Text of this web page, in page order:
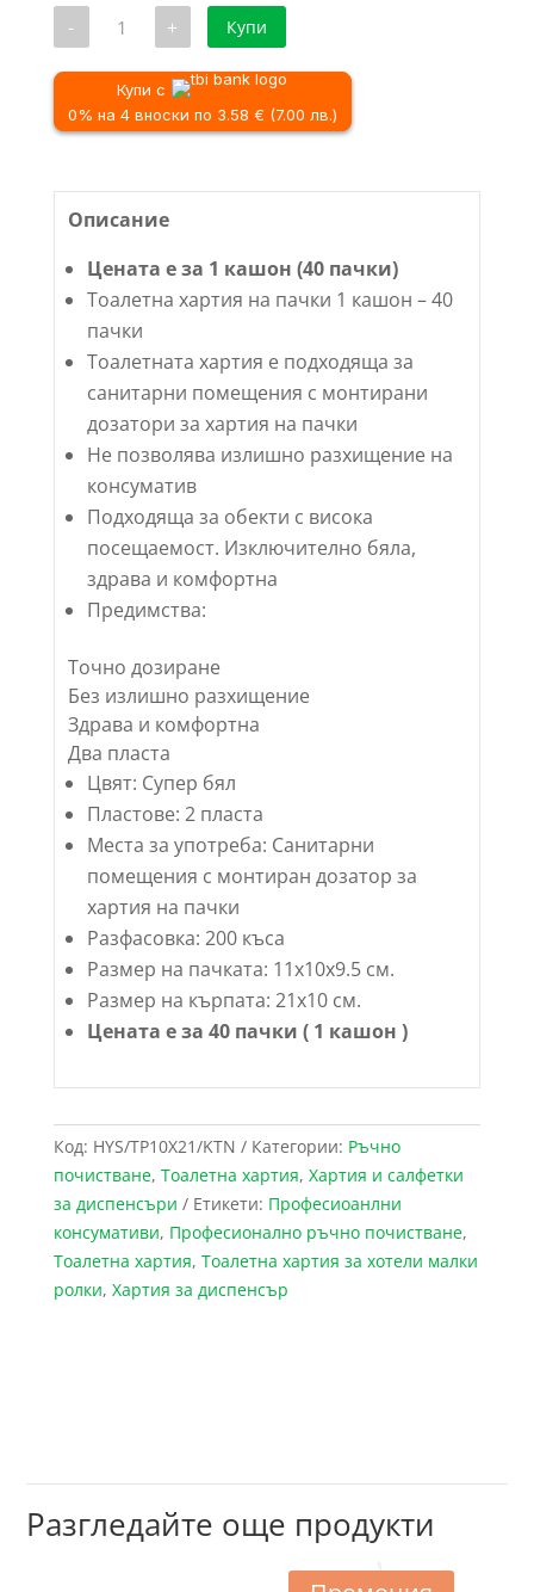
- количество
Тоалетна
хартия
пачки
1
40
+ Купи
Купи с
0% на 4 вноски по 3.58 € (7.00 лв.)
Описание
Цената е за 1 кашон (40 пачки)
Тоалетна хартия на пачки 1 кашон – 40
пачки
Тоалетната хартия е подходяща за
санитарни помещения с монтирани
дозатори за хартия на пачки
Не позволява излишно разхищение на
консуматив
Подходяща за обекти с висока
посещаемост. Изключително бяла,
здрава и комфортна
Предимства:
Точно дозиране
Без излишно разхищение
Здрава и комфортна
Два пласта
Цвят: Супер бял
Пластове: 2 пласта
Места за употреба: Санитарни
помещения с монтиран дозатор за
хартия на пачки
Разфасовка: 200 къса
Размер на пачката: 11х10х9.5 см.
Размер на кърпата: 21х10 см.
Цената е за 40 пачки ( 1 кашон )
Код: HYS/TP10X21/KTN Категории: Ръчно
почистване, Тоалетна хартия, Хартия и салфетки
за диспенсъри
Етикети: Професиоанлни
консумативи, Професионално ръчно почистване,
Тоалетна хартия, Тоалетна хартия за хотели малки
ролки, Хартия за диспенсър
Разгледайте още продукти